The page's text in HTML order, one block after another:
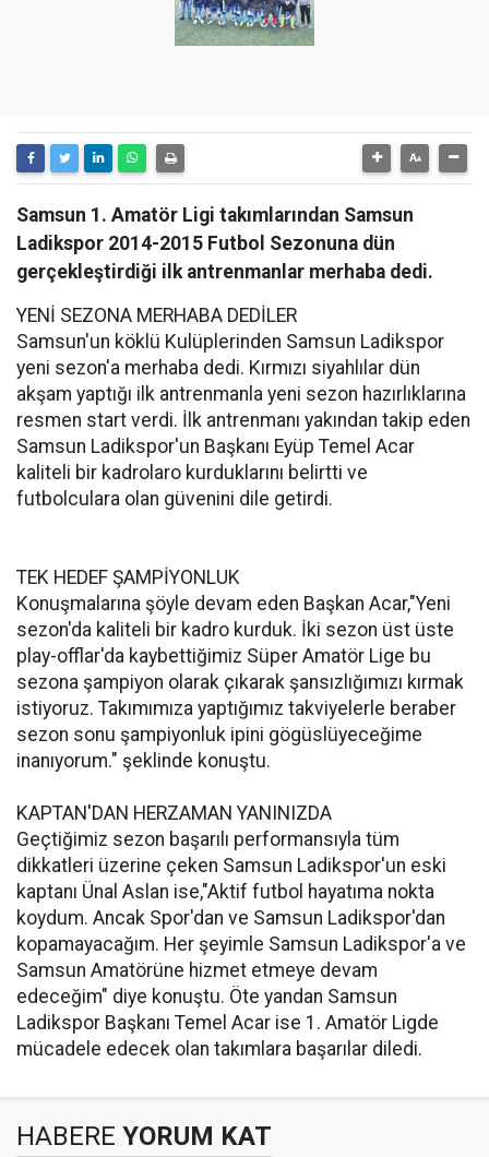
Samsun 1. Amatör Ligi takımlarından Samsun
Ladikspor 2014-2015 Futbol Sezonuna dün
gerçekleştirdiği ilk antrenmanlar merhaba dedi.
YENİ SEZONA MERHABA DEDİLER
Samsun'un köklü Kulüplerinden Samsun Ladikspor
yeni sezon'a merhaba dedi. Kırmızı siyahlılar dün
akşam yaptığı ilk antrenmanla yeni sezon hazırlıklarına
resmen start verdi. İlk antrenmanı yakından takip eden
Samsun Ladikspor'un Başkanı Eyüp Temel Acar
kaliteli bir kadrolaro kurduklarını belirtti ve
futbolculara olan güvenini dile getirdi.
TEK HEDEF ŞAMPİYONLUK
Konuşmalarına şöyle devam eden Başkan Acar,"Yeni
sezon'da kaliteli bir kadro kurduk. İki sezon üst üste
play-offlar'da kaybettiğimiz Süper Amatör Lige bu
sezona şampiyon olarak çıkarak şansızlığımızı kırmak
istiyoruz. Takımımıza yaptığımız takviyelerle beraber
sezon sonu şampiyonluk ipini gögüslüyeceğime
inanıyorum." şeklinde konuştu.
KAPTAN'DAN HERZAMAN YANINIZDA
Geçtiğimiz sezon başarılı performansıyla tüm
dikkatleri üzerine çeken Samsun Ladikspor'un eski
kaptanı Ünal Aslan ise,"Aktif futbol hayatıma nokta
koydum. Ancak Spor'dan ve Samsun Ladikspor'dan
kopamayacağım. Her şeyimle Samsun Ladikspor'a ve
Samsun Amatörüne hizmet etmeye devam
edeceğim" diye konuştu. Öte yandan Samsun
Ladikspor Başkanı Temel Acar ise 1. Amatör Ligde
mücadele edecek olan takımlara başarılar diledi.
HABERE YORUM KAT